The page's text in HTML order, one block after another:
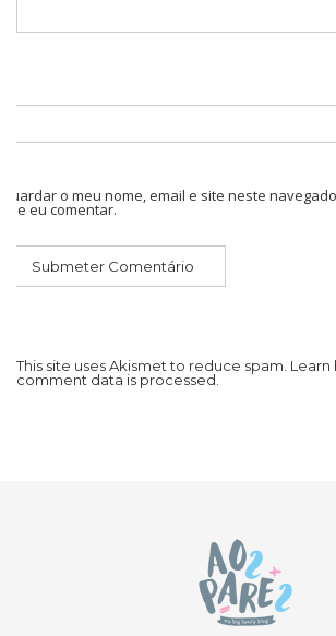
Guardar o meu nome, email e site neste
que eu comentar.
This site uses Akismet to reduce spam. Learn
comment data is processed.